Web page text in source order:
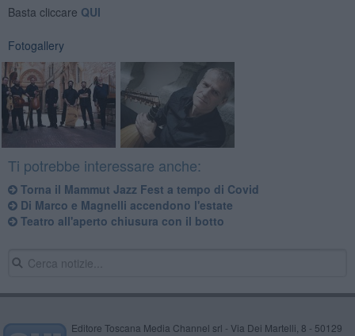
Basta cliccare QUI
Fotogallery
Ti potrebbe interessare anche:
​Torna il Mammut Jazz Fest a tempo di Covid
Di Marco e Magnelli accendono l'estate
Teatro all'aperto chiusura con il botto
Editore Toscana Media Channel srl - Via Dei Martelli, 8 - 50129